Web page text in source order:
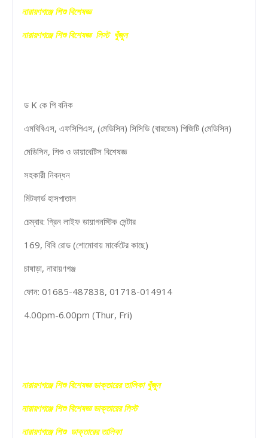
নারায়ণগঞ্জে শিশু বিশেষজ্ঞ
নারায়ণগঞ্জে শিশু বিশেষজ্ঞ লিস্ট খুঁজুন
ড K কে পি বনিক
এমবিবিএস, এফসিপিএস, (মেডিসিন) সিসিডি (বারডেম) পিজিটি (মেডিসিন)
মেডিসিন, শিশু ও ডায়াবেটিস বিশেষজ্ঞ
সহকারী নিবন্ধন
মিটফার্ড হাসপাতাল
চেম্বার: গ্রিন লাইফ ডায়াগনস্টিক সেন্টার
169, বিবি রোড (শোমোবায় মার্কেটের কাছে)
চাষাড়া, নারায়ণগঞ্জ
ফোন: 01685-487838, 01718-014914
4.00pm-6.00pm (Thur, Fri)
নারায়ণগঞ্জে শিশু বিশেষজ্ঞ ডাক্তারের তালিকা খুঁজুন
নারায়ণগঞ্জে শিশু বিশেষজ্ঞ ডাক্তারের লিস্ট
নারায়ণগঞ্জে শিশু ডাক্তারের তালিকা